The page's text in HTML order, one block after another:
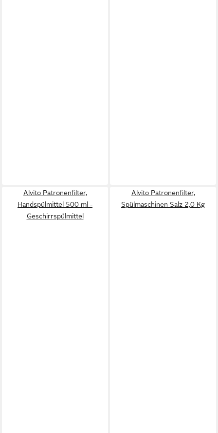
Alvito Patronenfilter,
Handspülmittel 500 ml -
Geschirrspülmittel
Alvito Patronenfilter,
Spülmaschinen Salz 2,0 Kg